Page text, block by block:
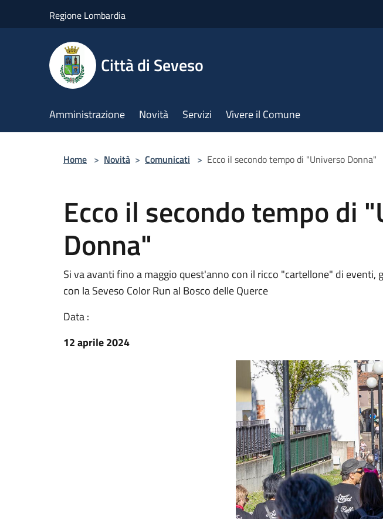
Regione Lombardia
Città di Seveso
Amministrazione Novità Servizi Vivere il Comune
Home > Novità > Comunicati > Ecco il secondo tempo di "Universo Donna"
Ecco il secondo tempo di
Donna"
Si va avanti fino a maggio quest'anno con il ricco "cartellone" di eventi,
con la Seveso Color Run al Bosco delle Querce
Data :
12 aprile 2024